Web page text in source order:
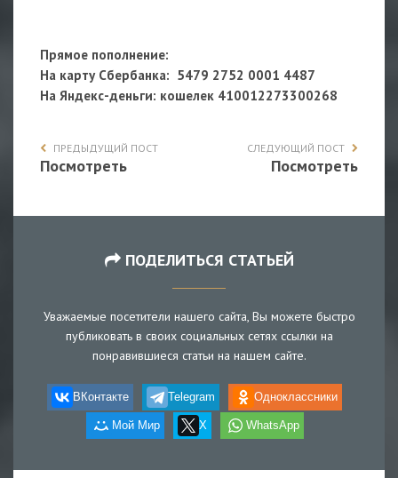
Прямое пополнение:
На карту Сбербанка: 5479 2752 0001 4487
На Яндекс-деньги: кошелек 410012273300268
ПРЕДЫДУЩИЙ ПОСТ
Посмотреть
СЛЕДУЮЩИЙ ПОСТ
Посмотреть
ПОДЕЛИТЬСЯ СТАТЬЕЙ
Уважаемые посетители нашего сайта, Вы можете быстро
публиковать в своих социальных сетях ссылки на
понравившиеся статьи на нашем сайте.
ВКонтакте Telegram Одноклассники
Мой Мир X WhatsApp